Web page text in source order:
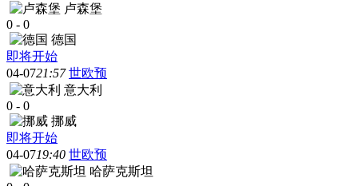
卢森堡
0 - 0
德国
即将开始
04-0721:57 世欧预
意大利
0 - 0
挪威
即将开始
04-0719:40 世欧预
哈萨克斯坦